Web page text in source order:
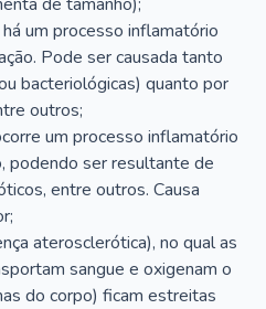
um processo inflamatório
Pode ser causada tanto
bacteriológicas) quanto por
outros;
um processo inflamatório
podendo ser resultante de
entre outros. Causa
aterosclerótica), no qual as
sangue e oxigenam o
do corpo) ficam estreitas